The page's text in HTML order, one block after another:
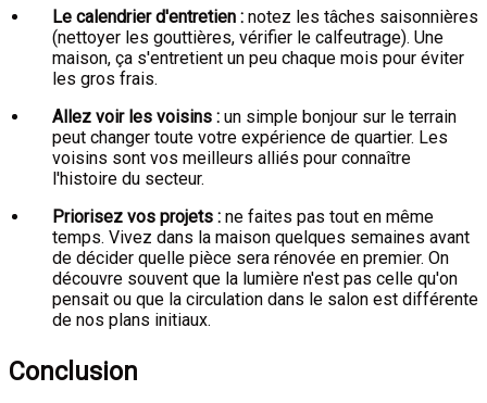
Le calendrier d'entretien : notez les tâches saisonnières
(nettoyer les gouttières, vérifier le calfeutrage). Une
maison, ça s'entretient un peu chaque mois pour éviter
les gros frais.
Allez voir les voisins : un simple bonjour sur le terrain
peut changer toute votre expérience de quartier. Les
voisins sont vos meilleurs alliés pour connaître
l'histoire du secteur.
Priorisez vos projets : ne faites pas tout en même
temps. Vivez dans la maison quelques semaines avant
de décider quelle pièce sera rénovée en premier. On
découvre souvent que la lumière n'est pas celle qu'on
pensait ou que la circulation dans le salon est différente
de nos plans initiaux.
Conclusion